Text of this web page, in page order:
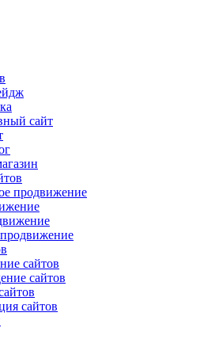
сайт
продвижение
сайтов
сайтов
сайтов